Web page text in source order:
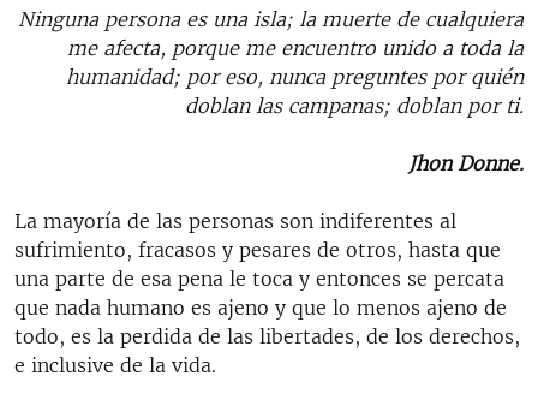
navegación
principal
INFORME DEL DEPARTAMENTO DE ESTADO DE EEUU
SOBRE CUBA
MUNDO
DEPORTES
ARTE Y ENTRETENIMIENTO
RADIO MARTÍ
ESPECIALES
ESPECIALES
LA REALIDAD DE LA VIVIENDA EN CUBA
MULTIMEDIA
EDITORIALES
Ninguna persona es una isla; la muerte de cualquiera
me afecta, porque me encuentro unido a toda la
humanidad; por eso, nunca preguntes por quién
doblan las campanas; doblan por ti.
Jhon Donne.
La mayoría de las personas son indiferentes al
sufrimiento, fracasos y pesares de otros, hasta que
una parte de esa pena le toca y entonces se percata
que nada humano es ajeno y que lo menos ajeno de
todo, es la perdida de las libertades, de los derechos,
e inclusive de la vida.